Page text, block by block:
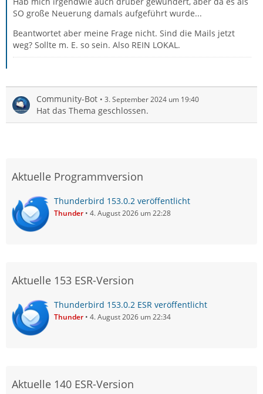
SO große Neuerung damals aufgeführt wurde...
Beantwortet aber meine Frage nicht. Sind die Mails jetzt
weg? Sollte m. E. so sein. Also REIN LOKAL.
Community-Bot 3. September 2024 um 19:40
Hat das Thema geschlossen.
Aktuelle Programmversion
Thunderbird 153.0.2 veröffentlicht
Thunder 4. August 2026 um 22:28
Aktuelle 153 ESR-Version
Thunderbird 153.0.2 ESR veröffentlicht
Thunder 4. August 2026 um 22:34
Aktuelle 140 ESR-Version